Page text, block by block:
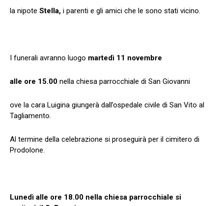
la nipote Stella, i parenti e gli amici che le sono stati vicino.
I funerali avranno luogo martedì 11 novembre
alle ore 15.00 nella chiesa parrocchiale di San Giovanni
ove la cara Luigina giungerà dall’ospedale civile di San Vito al
Tagliamento.
Al termine della celebrazione si proseguirà per il cimitero di
Prodolone.
Lunedì alle ore 18.00 nella chiesa parrocchiale si